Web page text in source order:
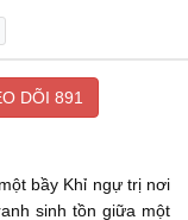
jungle.
già.
02:29
games."
DÕI 891
bầy Khỉ ngự trị nơi
sinh tồn giữa một